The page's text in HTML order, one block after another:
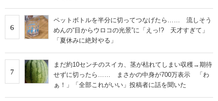
6
ペットボトルを半分に切ってつなげたら…… 流しそう
めんの“目からウロコの光景”に「えっ!? 天才すぎて」
「夏休みに絶対やる」
7
まだ約10センチのスイカ、茎が枯れてしまい収穫→期待
せずに切ったら…… まさかの中身が700万表示 「わ
ぁ！」「全部これがいい」投稿者に話を聞いた